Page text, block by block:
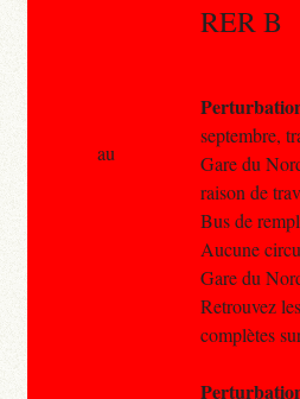
RER B
septembre,
Gare du
raison de
Bus de
Aucune
Gare du
Retrouvez
complètes
au